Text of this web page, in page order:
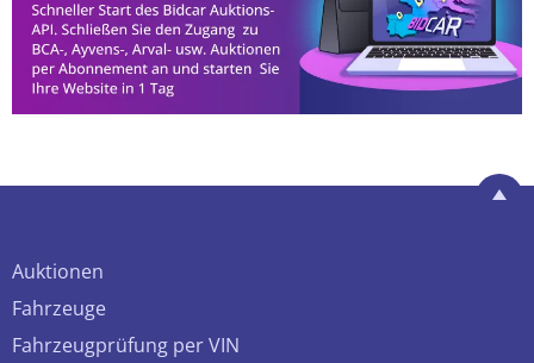
Auktionen
Fahrzeuge
Fahrzeugprüfung per VIN